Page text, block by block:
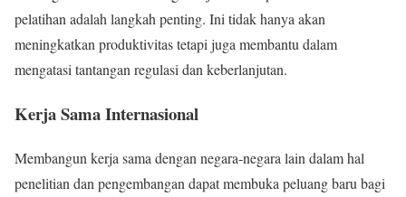
pelatihan adalah langkah penting. Ini tidak hanya akan
meningkatkan produktivitas tetapi juga membantu dalam
mengatasi tantangan regulasi dan keberlanjutan.
Kerja Sama Internasional
Membangun kerja sama dengan negara-negara lain dalam hal
penelitian dan pengembangan dapat membuka peluang baru bagi